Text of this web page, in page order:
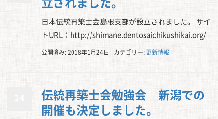
日本伝統再築士会島根支部が設立されました。 サイ
トURL：http://shimane.dentosaichikushikai.org/
公開済み: 2018年1月24日 カテゴリー:更新情報
伝統再築士会勉強会 新潟での
開催も決定しました。